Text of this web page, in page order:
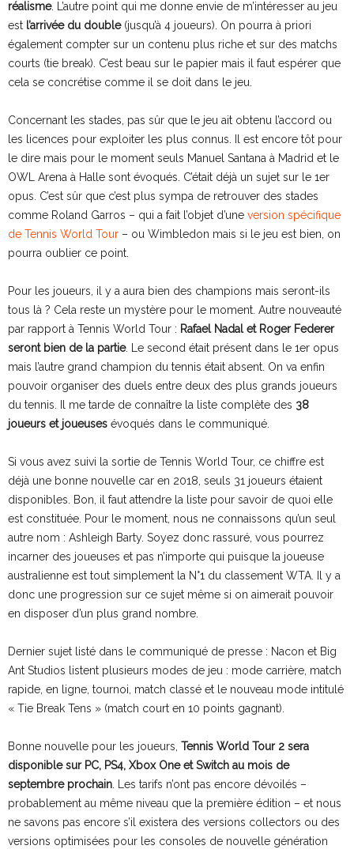
réalisme. L’autre point qui me donne envie de m’intéresser au jeu
est l’arrivée du double(jusqu’à 4 joueurs). On pourra à priori
également compter sur un contenu plus riche et sur des matchs
courts (tie break). C’est beau sur le papier mais il faut espérer que
cela se concrétise comme il se doit dans le jeu.
Concernant les stades, pas sûr que le jeu ait obtenu l’accord ou
les licences pour exploiter les plus connus. Il est encore tôt pour
le dire mais pour le moment seuls Manuel Santana à Madrid et le
OWL Arena à Halle sont évoqués. C’était déjà un sujet sur le 1er
opus. C’est sûr que c’est plus sympa de retrouver des stades
comme Roland Garros – qui a fait l’objet d’une version spécifique
de Tennis World Tour – ou Wimbledon mais si le jeu est bien, on
pourra oublier ce point.
Pour les joueurs, il y a aura bien des champions mais seront-ils
tous là ? Cela reste un mystère pour le moment. Autre nouveauté
par rapport à Tennis World Tour : Rafael Nadal et Roger Federer
seront bien de la partie. Le second était présent dans le 1er opus
mais l’autre grand champion du tennis était absent. On va enfin
pouvoir organiser des duels entre deux des plus grands joueurs
du tennis. Il me tarde de connaître la liste complète des 38
joueurs et joueuses évoqués dans le communiqué.
Si vous avez suivi la sortie de Tennis World Tour, ce chiffre est
déjà une bonne nouvelle car en 2018, seuls 31 joueurs étaient
disponibles. Bon, il faut attendre la liste pour savoir de quoi elle
est constituée. Pour le moment, nous ne connaissons qu’un seul
autre nom : Ashleigh Barty. Soyez donc rassuré, vous pourrez
incarner des joueuses et pas n’importe qui puisque la joueuse
australienne est tout simplement la N°1 du classement WTA. Il y a
donc une progression sur ce sujet même si on aimerait pouvoir
en disposer d’un plus grand nombre.
Dernier sujet listé dans le communiqué de presse : Nacon et Big
Ant Studios listent plusieurs modes de jeu : mode carrière, match
rapide, en ligne, tournoi, match classé et le nouveau mode intitulé
« Tie Break Tens » (match court en 10 points gagnant).
Bonne nouvelle pour les joueurs, Tennis World Tour 2 sera
disponible sur PC, PS4, Xbox One et Switch au mois de
septembre prochain. Les tarifs n’ont pas encore dévoilés –
probablement au même niveau que la première édition – et nous
ne savons pas encore s’il existera des versions collectors ou des
versions optimisées pour les consoles de nouvelle génération